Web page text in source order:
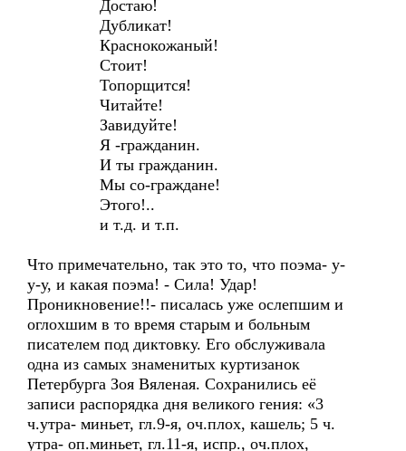
Достаю!
Дубликат!
Краснокожаный!
Стоит!
Топорщится!
Читайте!
Завидуйте!
Я -гражданин.
И ты гражданин.
Мы со-граждане!
Этого!..
и т.д. и т.п.
Что примечательно, так это то, что поэма- у-
у-у, и какая поэма! - Сила! Удар!
Проникновение!!- писалась уже ослепшим и
оглохшим в то время старым и больным
писателем под диктовку. Его обслуживала
одна из самых знаменитых куртизанок
Петербурга Зоя Вяленая. Сохранились её
записи распорядка дня великого гения: «3
ч.утра- миньет, гл.9-я, оч.плох, кашель; 5 ч.
утра- оп.миньет, гл.11-я, испр., оч.плох,